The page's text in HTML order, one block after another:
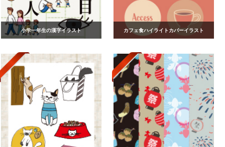
小学一年生の漢字イラスト カフェ食ハイライトカバーイラスト